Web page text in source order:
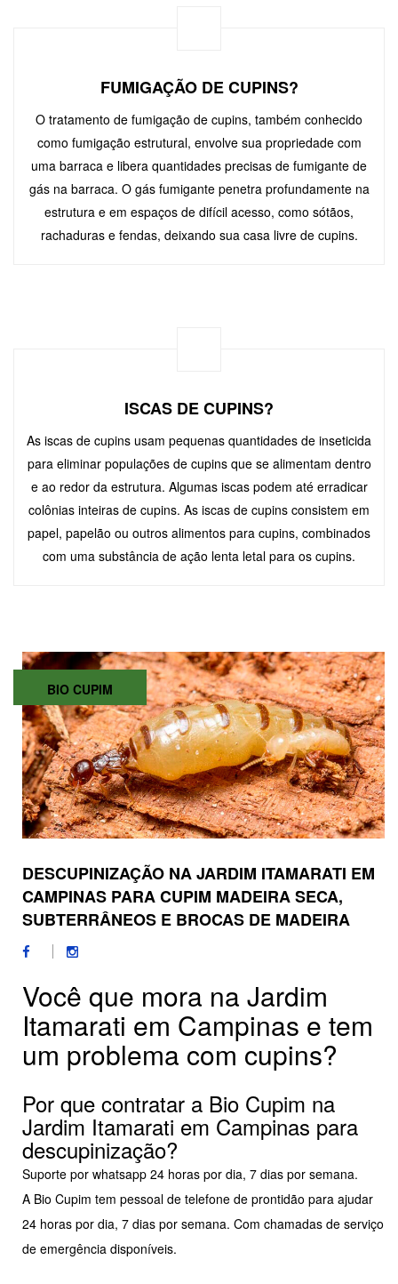
FUMIGAÇÃO DE CUPINS?
O tratamento de fumigação de cupins, também conhecido
como fumigação estrutural, envolve sua propriedade com
uma barraca e libera quantidades precisas de fumigante de
gás na barraca. O gás fumigante penetra profundamente na
estrutura e em espaços de difícil acesso, como sótãos,
rachaduras e fendas, deixando sua casa livre de cupins.
ISCAS DE CUPINS?
As iscas de cupins usam pequenas quantidades de inseticida
para eliminar populações de cupins que se alimentam dentro
e ao redor da estrutura. Algumas iscas podem até erradicar
colônias inteiras de cupins. As iscas de cupins consistem em
papel, papelão ou outros alimentos para cupins, combinados
com uma substância de ação lenta letal para os cupins.
BIO CUPIM
DESCUPINIZAÇÃO NA JARDIM ITAMARATI EM
CAMPINAS PARA CUPIM MADEIRA SECA,
SUBTERRÂNEOS E BROCAS DE MADEIRA
Você que mora na Jardim
Itamarati em Campinas e tem
um problema com cupins?
Por que contratar a Bio Cupim na
Jardim Itamarati em Campinas para
descupinização?
Suporte por whatsapp 24 horas por dia, 7 dias por semana.
A Bio Cupim tem pessoal de telefone de prontidão para ajudar
24 horas por dia, 7 dias por semana. Com chamadas de serviço
de emergência disponíveis.